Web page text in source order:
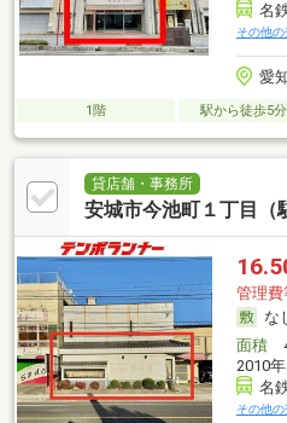
名
その他の
愛
1階 駅から徒歩5
貸店舗・事務所
安城市今池町１丁目（
管理費
な
面積
2010
名
その他の